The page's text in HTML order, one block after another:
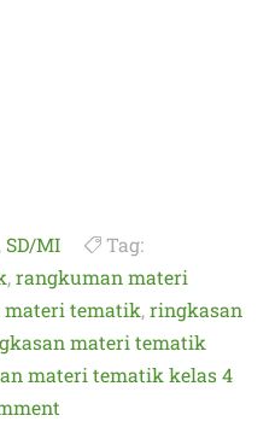
, SD/MI
Tag:
,rangkuman materi
tematik,ringkasan
materi tematik
materi tematik kelas 4